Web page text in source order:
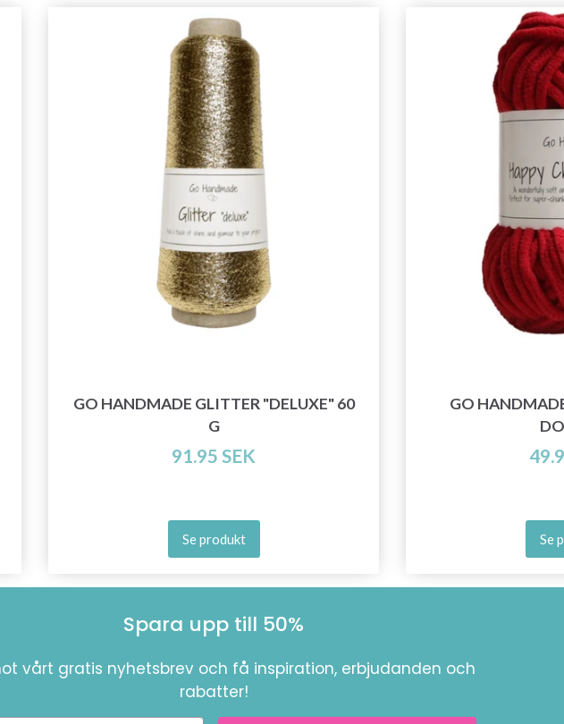
GO HANDMADE GLITTER "DELUXE" 60
G
91.95 SEK
Se produkt
GO
Se
Spara upp till 50%
vårt gratis nyhetsbrev och få inspiration, erbjudanden och
rabatter!